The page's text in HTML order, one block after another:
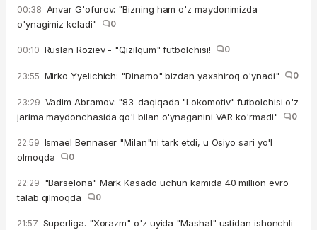
00:38 Anvar G'ofurov: "Bizning ham o'z maydonimizda
o'ynagimiz keladi"
0
00:10 Ruslan Roziev - "Qizilqum" futbolchisi! 0
23:55 Mirko Yyelichich: "Dinamo" bizdan yaxshiroq o'ynadi" 0
23:29 Vadim Abramov: "83-daqiqada "Lokomotiv" futbolchisi o'z
jarima maydonchasida qo'l bilan o'ynaganini VAR ko'rmadi"
0
22:59 Ismael Bennaser "Milan"ni tark etdi, u Osiyo sari yo'l
olmoqda
0
22:29 "Barselona" Mark Kasado uchun kamida 40 million evro
talab qilmoqda
0
21:57 Superliga. "Xorazm" o'z uyida "Mashal" ustidan ishonchli